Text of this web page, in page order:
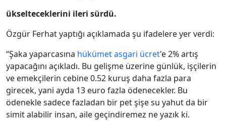
ükselteceklerini ileri sürdü.
Özgür Ferhat yaptığı açıklamada şu ifadelere yer verdi:
“Şaka yaparcasına hükümetasgari ücret'e 2% artış
yapacağını açıkladı. Bu gelişme üzerine günlük, işçilerin
ve emekçilerin cebine 0.52 kuruş daha fazla para
girecek, yani ayda 13 euro fazla ödenecekler. Bu
ödenekle sadece fazladan bir pet şişe su yahut da bir
simit alabilir insan, aile geçindiremez ne yazık ki.